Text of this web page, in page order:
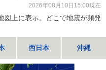
2026年08月10日15:00現在
図上に表示。どこで地震が頻発
西日本 沖縄